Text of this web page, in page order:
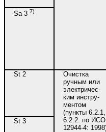
Sa 3 7)
St 2
Очистка
ручным или
электричес-
ким инстру-
ментом
(пункты 6.2.1,
6.2.2. по ИСО
12944-4:
St 3